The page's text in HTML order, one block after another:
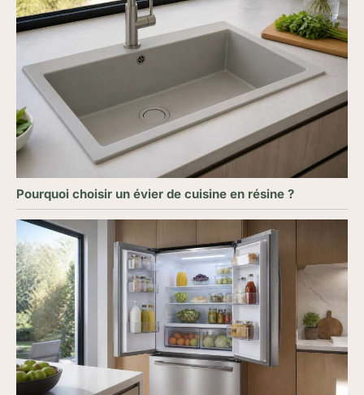
Pourquoi choisir un évier de cuisine en résine ?